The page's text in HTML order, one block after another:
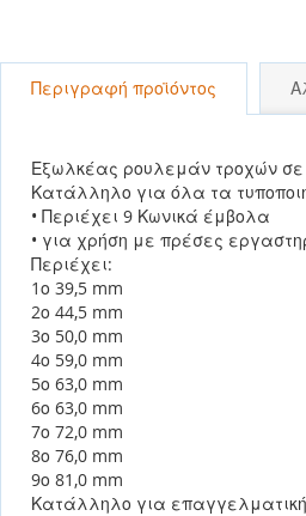
Περιγραφή προϊόντος
Εξωλκέας ρουλεμάν τροχών
Κατάλληλο για όλα τα
• Περιέχει 9 Κωνικά έμβολα
• για χρήση με πρέσες
Περιέχει:
1ο 39,5 mm
2ο 44,5 mm
3ο 50,0 mm
4ο 59,0 mm
5ο 63,0 mm
6ο 63,0 mm
7ο 72,0 mm
8ο 76,0 mm
9ο 81,0 mm
Κατάλληλο για επαγγελματική